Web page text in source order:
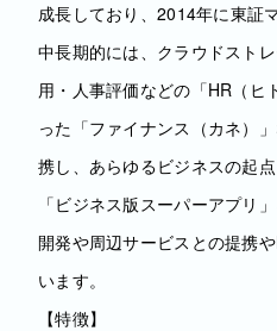
成長しており、2014年に東証
中長期的には、クラウドスト
用・人事評価などの「HR（ヒ
った「ファイナンス（カネ）
携し、あらゆるビジネスの起
「ビジネス版スーパーアプリ
開発や周辺サービスとの提携
います。
【特徴】